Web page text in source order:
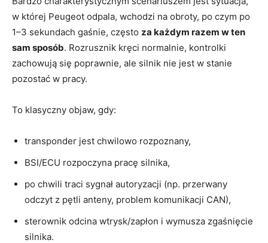
w której Peugeot odpala, wchodzi na obroty, po czym po
1–3 sekundach gaśnie, często za każdym razem w ten
sam sposób. Rozrusznik kręci normalnie, kontrolki
zachowują się poprawnie, ale silnik nie jest w stanie
pozostać w pracy.
To klasyczny objaw, gdy:
transponder jest chwilowo rozpoznany,
BSI/ECU rozpoczyna pracę silnika,
po chwili traci sygnał autoryzacji (np. przerwany
odczyt z pętli anteny, problem komunikacji CAN),
sterownik odcina wtrysk/zapłon i wymusza zgaśnięcie
silnika.